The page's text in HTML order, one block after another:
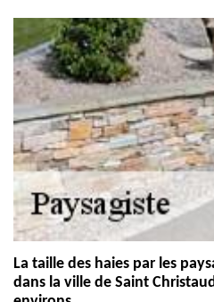
La taille des haies par les
dans la ville de Saint